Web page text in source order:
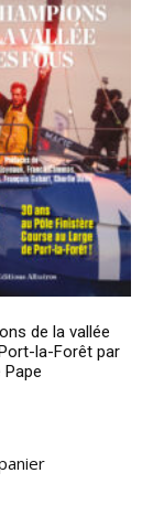
de la vallée
la-Forêt par
Pape